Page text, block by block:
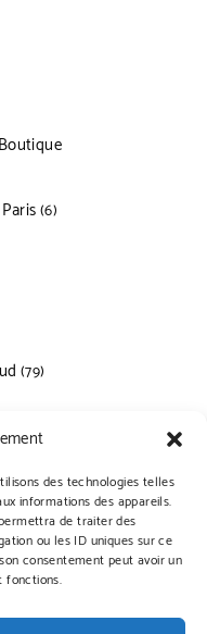
des technologies telles
informations des appareils.
de traiter des
ou les ID uniques sur ce
consentement peut avoir un
fonctions.
produits
66 produits
7979 produits
générales de vente
cookies (UE)